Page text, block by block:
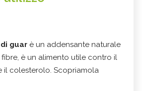
guar è un addensante naturale
è un alimento utile contro il
il colesterolo. Scopriamola